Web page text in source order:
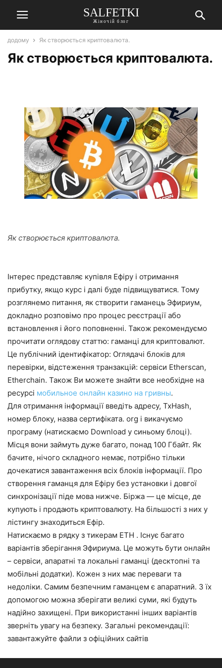
SALFETKI
Жіночій блог
додому Як створюється криптовалюта.
Як створюється криптовалюта.
Як створюється криптовалюта.
Інтерес представляє купівля Ефіру і отримання
прибутку, якщо курс і далі буде підвищуватися. Тому
розглянемо питання, як створити гаманець Эфириум,
докладно розповімо про процес реєстрації або
встановлення і його поповненні. Також рекомендуємо
прочитати оглядову статтю: гаманці для криптовалют.
Це публічний ідентифікатор: Оглядачі блоків для
перевірки, відстеження транзакцій: сервіси Etherscan,
Etherchain. Також Ви можете знайти все необхідне на
ресурсі мобильное онлайн казино на гривны.
Для отримання інформації введіть адресу, TxHash,
номер блоку, назва сертифіката. org і викачуємо
програму (натискаємо Download у синьому блоці).
Місця вони займуть дуже багато, понад 100 Гбайт. Як
бачите, нічого складного немає, потрібно тільки
дочекатися завантаження всіх блоків інформації. Про
створення гаманця для Ефіру без установки і довгої
синхронізації піде мова нижче. Біржа — це місце, де
купують і продають криптовалюту. На більшості з них у
лістингу знаходиться Ефір.
Натискаємо в рядку з тикерам ETH . Існує багато
варіантів зберігання Эфириума. Це можуть бути онлайн
– сервіси, апаратні та локальні гаманці (десктопні та
мобільні додатки). Кожен з них має переваги та
недоліки. Самим безпечним гаманцем є апаратний. З їх
допомогою можна зберігати великі суми, які будуть
надійно захищені. При використанні інших варіантів
зверніть увагу на безпеку. Загальні рекомендації:
завантажуйте файли з офіційних сайтів